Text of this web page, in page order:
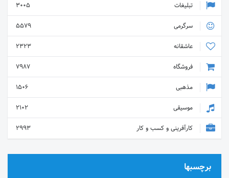
تبلیغات
3005
سرگرمی
5579
عاشقانه
2323
فروشگاه
7987
مذهبی
1506
موسیقی
2102
کارآفرینی و کسب و کار
2993
برچسبها